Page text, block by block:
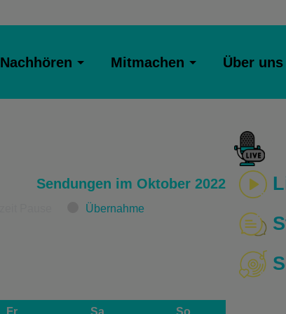
Nachhören Mitmachen Über uns
Sendungen im Oktober 2022
Übernahme